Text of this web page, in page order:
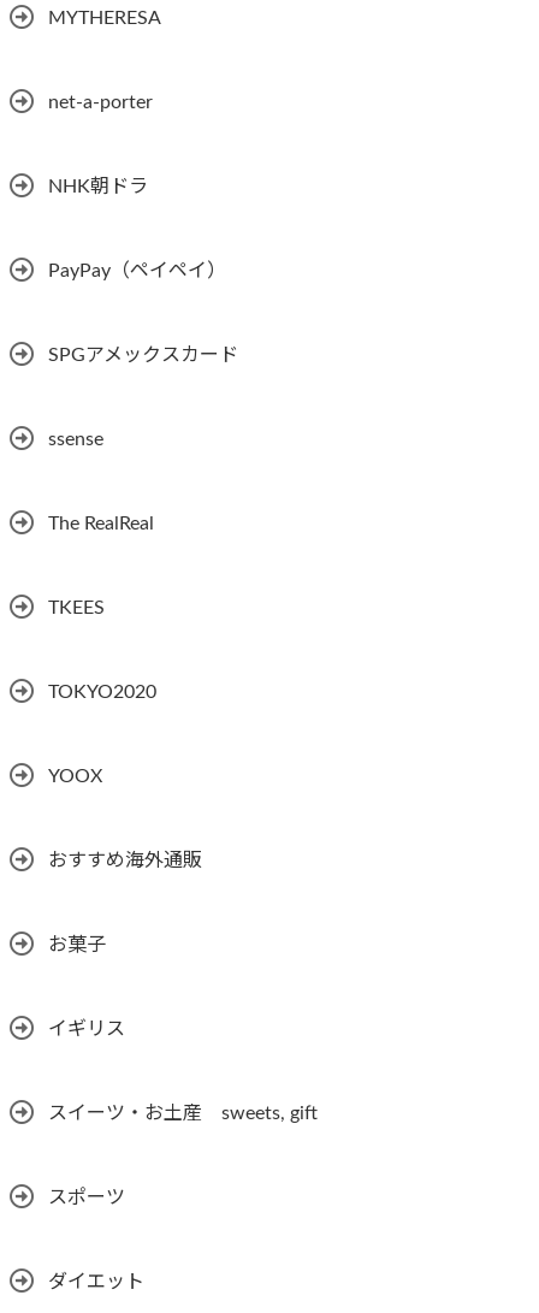
MYTHERESA
net-a-porter
NHK朝ドラ
PayPay（ペイペイ）
SPGアメックスカード
ssense
The RealReal
TKEES
TOKYO2020
YOOX
おすすめ海外通販
お菓子
イギリス
スイーツ・お土産 sweets, gift
スポーツ
ダイエット